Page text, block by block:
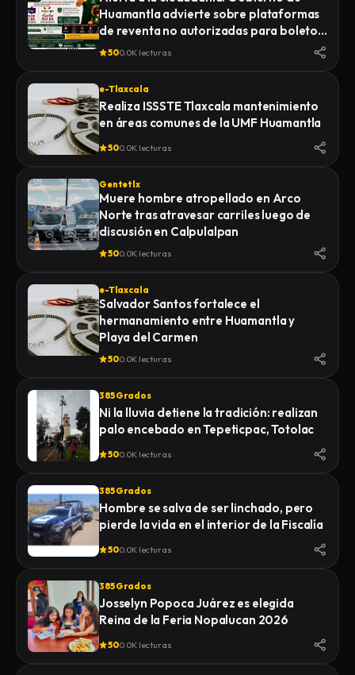
Huamantla advierte sobre plataformas
de reventa no autorizadas para boletos
de la Feria 2026
500.0K lecturas
e-Tlaxcala
Realiza ISSSTE Tlaxcala mantenimiento
en áreas comunes de la UMF Huamantla
500.0K lecturas
Gentetlx
Muere hombre atropellado en Arco
Norte tras atravesar carriles luego de
discusión en Calpulalpan
500.0K lecturas
e-Tlaxcala
Salvador Santos fortalece el
hermanamiento entre Huamantla y
Playa del Carmen
500.0K lecturas
385 Grados
Ni la lluvia detiene la tradición: realizan
palo encebado en Tepeticpac, Totolac
500.0K lecturas
385 Grados
Hombre se salva de ser linchado, pero
pierde la vida en el interior de la Fiscalía
500.0K lecturas
385 Grados
Josselyn Popoca Juárez es elegida
Reina de la Feria Nopalucan 2026
500.0K lecturas